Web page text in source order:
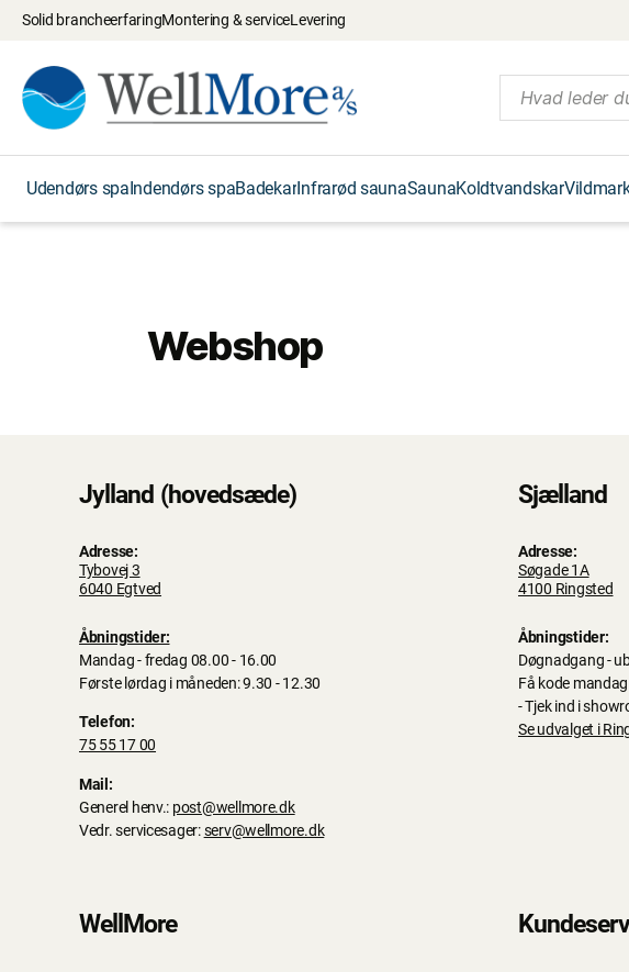
Solid brancheerfaringMontering & serviceLevering
Udendørs spaIndendørs spaBadekarInfrarød saunaSaunaKoldtvandskar
Webshop
Jylland (hovedsæde)
Adresse:
Tybovej 3
6040 Egtved
Åbningstider:
Mandag - fredag 08.00 - 16.00
Første lørdag i måneden: 9.30 - 12.30
Telefon:
75 55 17 00
Mail:
Generel henv.: post@wellmore.dk
Vedr. servicesager:serv@wellmore.dk
Sjælland
Adresse:
Søgade 1A
4100 Ringsted
Åbningstider:
Døgnadgang -
Få kode
- Tjek ind i
Se udvalget i
WellMore